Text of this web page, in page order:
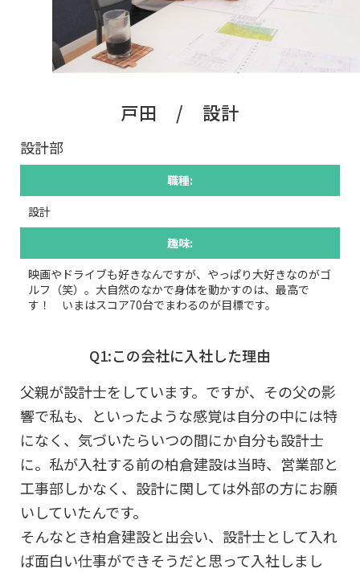
戸田 / 設計
設計部
職種:
設計
趣味:
映画やドライブも好きなんですが、やっぱり大好きなのがゴ
ルフ（笑）。大自然のなかで身体を動かすのは、最高で
す！ いまはスコア70台でまわるのが目標です。
Q1:この会社に入社した理由
父親が設計士をしています。ですが、その父の影
響で私も、といったような感覚は自分の中には特
になく、気づいたらいつの間にか自分も設計士
に。私が入社する前の柏倉建設は当時、営業部と
工事部しかなく、設計に関しては外部の方にお願
いしていたんです。
そんなとき柏倉建設と出会い、設計士として入れ
ば面白い仕事ができそうだと思って入社しまし